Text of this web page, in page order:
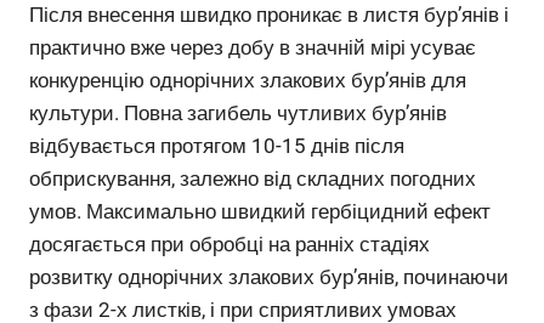
Після внесення швидко проникає в листя бур’янів і
практично вже через добу в значній мірі усуває
конкуренцію однорічних злакових бур’янів для
культури. Повна загибель чутливих бур’янів
відбувається протягом 10-15 днів після
обприскування, залежно від складних погодних
умов. Максимально швидкий гербіцидний ефект
досягається при обробці на ранніх стадіях
розвитку однорічних злакових бур’янів, починаючи
з фази 2-х листків, і при сприятливих умовах